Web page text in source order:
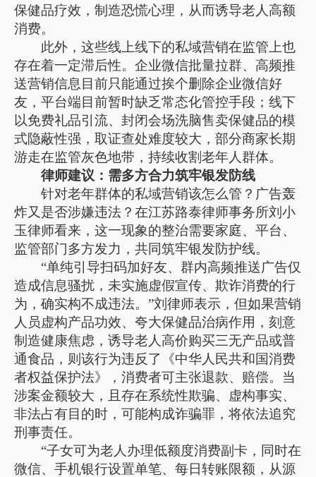
保健品疗效，制造恐慌心理，从而诱导老人高额
消费。
此外，这些线上线下的私域营销在监管上也
存在着一定滞后性。企业微信批量拉群、高频推
送营销信息目前只能通过挨个删除企业微信好
友，平台端目前暂时缺乏常态化管控手段；线下
以免费礼品引流、封闭会场洗脑售卖保健品的模
式隐蔽性强，取证查处难度较大，部分商家长期
游走在监管灰色地带，持续收割老年人群体。
律师建议：需多方合力筑牢银发防线
针对老年群体的私域营销该怎么管？广告轰
炸又是否涉嫌违法？在江苏路泰律师事务所刘小
玉律师看来，这一现象的整治需要家庭、平台、
监管部门多方发力，共同筑牢银发防护线。
“单纯引导扫码加好友、群内高频推送广告仅
造成信息骚扰，未实施虚假宣传、欺诈消费的行
为，确实构不成违法。”刘律师表示，但如果营销
人员虚构产品功效、夸大保健品治病作用，刻意
制造健康焦虑，诱导老人高价购买三无产品或普
通食品，则该行为违反了《中华人民共和国消费
者权益保护法》，消费者可主张退款、赔偿。当
涉案金额较大，且存在系统性欺骗、虚构事实、
非法占有目的时，可能构成诈骗罪，将依法追究
刑事责任。
“子女可为老人办理低额度消费副卡，同时在
微信、手机银行设置单笔、每日转账限额，从源